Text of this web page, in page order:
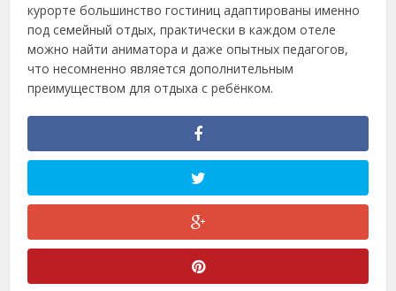
курорте большинство гостиниц адаптированы именно
под семейный отдых, практически в каждом отеле
можно найти аниматора и даже опытных педагогов,
что несомненно является дополнительным
преимуществом для отдыха с ребёнком.